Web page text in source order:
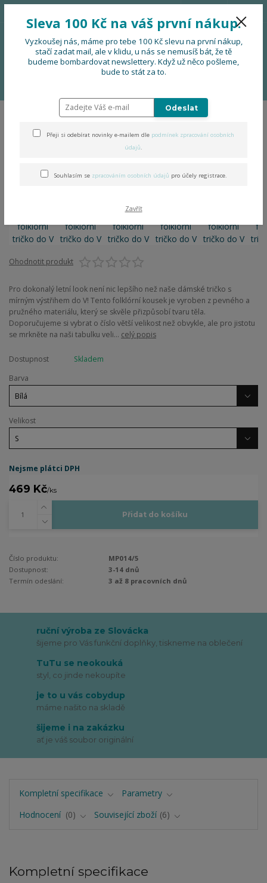
Menu
0 Kč
Dámské folklorní tričko do V
Ohodnotit produkt
Pro dokonalý letní look není nic lepšího než naše dámské tričko s
mírným výstřihem do V! Tento folklórní kousek je vyroben z pevného a
pružného materiálu, který se skvěle přizpůsobí tvaru těla.
Doporučujeme si vybrat o číslo větší velikost než obvykle, ale pro jistotu
se mrkněte na naši tabulku veli... celý popis
Dostupnost
Skladem
Barva
Velikost
Nejsme plátci DPH
469 Kč/ks
Přidat do košíku
Číslo produktu:
MP014/5
Dostupnost:
3-14 dnů
Termín odeslání:
3 až 8 pracovních dnů
ruční výroba ze Slovácka
šijeme pro Vás funkční doplňky, tiskneme na oblečení
TuTu se neokouká
styl, co jinde nekoupíte
je to u vás cobydup
máme našito na skladě
šijeme i na zakázku
ať je váš soubor originální
Kompletní specifikace
Parametry
Hodnocení
0 Související zboží 6
Kompletní specifikace
Sleva 100 Kč na váš první nákup.
Vyzkoušej nás, máme pro tebe 100 Kč slevu na první nákup,
stačí zadat mail, ale v klidu, u nás se nemusíš bát, že tě
budeme bombardovat newslettery. Když už něco pošleme,
bude to stát za to.
Odeslat
Přeji si odebírat novinky e-mailem dle podmínek zpracování osobních
údajů.
Souhlasím se zpracováním osobních údajů pro účely registrace.
Zavřít